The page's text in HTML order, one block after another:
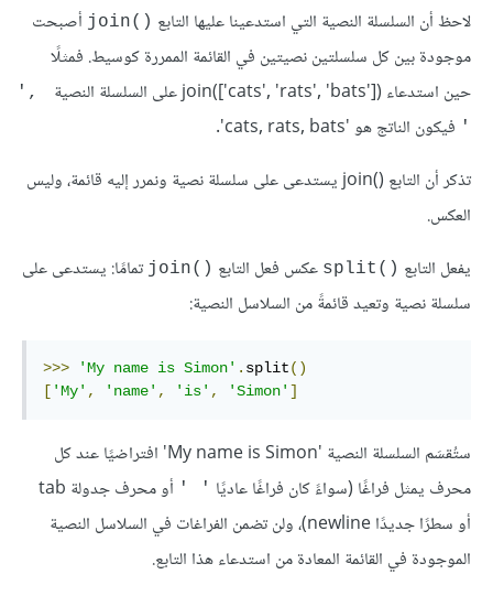
لاحظ أن السلسلة النصية التي استدعينا عليها التابع join()‎ أصبحت
موجودة بين كل سلسلتين نصيتين في القائمة الممررة كوسيط. فمثلًا
حين استدعاء join(['cats', 'rats', 'bats'])
على السلسلة النصية
‎',
'‎ فيكون الناتج هو ‎'cats, rats, bats'
.
تذكر أن التابع join()
يستدعى على سلسلة نصية ونمرر إليه قائمة، وليس
العكس.
يفعل التابع split()‎ عكس فعل التابع join()‎ تمامًا: يستدعى على
سلسلة نصية وتعيد قائمةً من السلاسل النصية:
>>> 'My name is Simon' . split()
[ 'My' , 'name' , 'is' , 'Simon' ]
ستُقسَم السلسلة النصية 'My name is Simon' افتراضيًا عند كل
محرف يمثل فراغًا (سواءً كان فراغًا عاديًا ' '
أو محرف جدولة tab
أو سطرًا جديدًا newline)، ولن تضمن الفراغات في السلاسل النصية
الموجودة في القائمة المعادة من استدعاء هذا التابع.